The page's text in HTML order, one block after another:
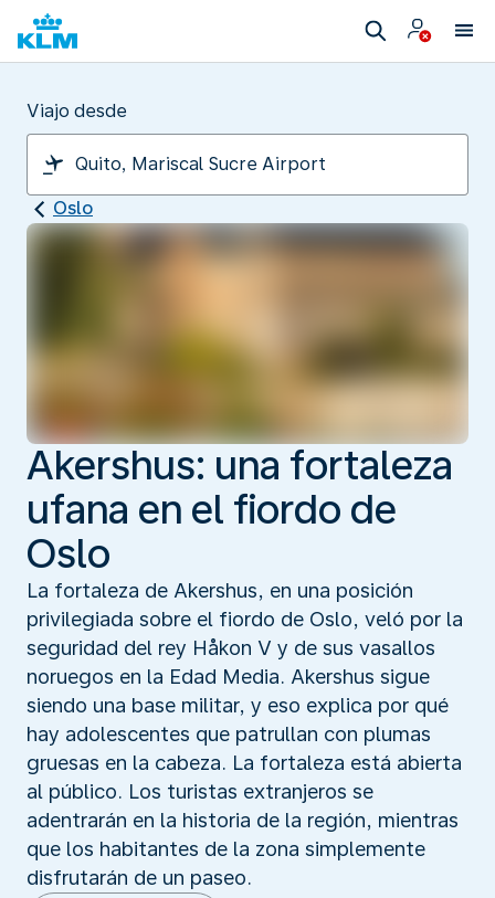
Viajo desde
Oslo
Akershus: una fortaleza
ufana en el fiordo de
Oslo
La fortaleza de Akershus, en una posición
privilegiada sobre el fiordo de Oslo, veló por la
seguridad del rey Håkon V y de sus vasallos
noruegos en la Edad Media. Akershus sigue
siendo una base militar, y eso explica por qué
hay adolescentes que patrullan con plumas
gruesas en la cabeza. La fortaleza está abierta
al público. Los turistas extranjeros se
adentrarán en la historia de la región, mientras
que los habitantes de la zona simplemente
disfrutarán de un paseo.